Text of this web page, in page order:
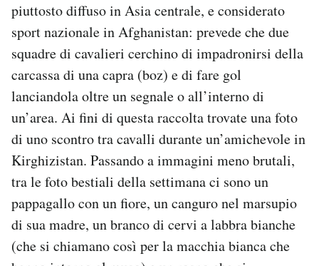
AREA PERSONALE
Area Personale
Newsletter
Notifiche mobile
Regala il Post
Hai bisogno di aiuto?
Esci
piuttosto diffuso in Asia centrale, e considerato
sport nazionale in Afghanistan: prevede che due
squadre di cavalieri cerchino di impadronirsi della
carcassa di una capra (boz) e di fare gol
lanciandola oltre un segnale o all’interno di
un’area. Ai fini di questa raccolta trovate una foto
di uno scontro tra cavalli durante un’amichevole in
Kirghizistan. Passando a immagini meno brutali,
tra le foto bestiali della settimana ci sono un
pappagallo con un fiore, un canguro nel marsupio
di sua madre, un branco di cervi a labbra bianche
(che si chiamano così per la macchia bianca che